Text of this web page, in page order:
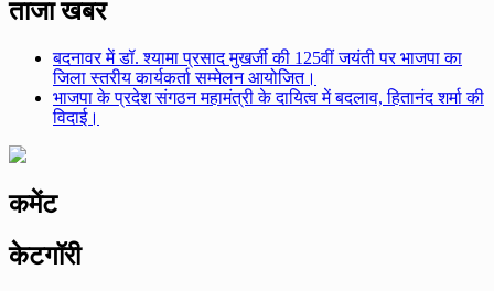
ताजा खबर
बदनावर में डॉ. श्यामा प्रसाद मुखर्जी की 125वीं जयंती पर भाजपा का
जिला स्तरीय कार्यकर्ता सम्मेलन आयोजित।
भाजपा के प्रदेश संगठन महामंत्री के दायित्व में बदलाव, हितानंद शर्मा की
विदाई।
कमेंट
केटगॉरी